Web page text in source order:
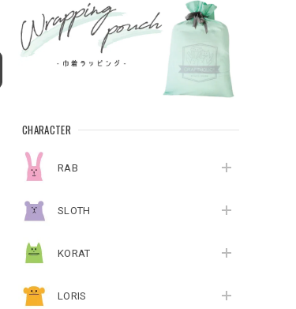
CHARACTER
RAB
SLOTH
KORAT
LORIS